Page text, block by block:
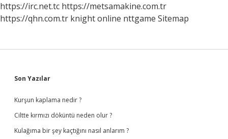
https://irc.net.tc https://metsamakine.com.tr
https://qhn.com.tr knight online nttgame Sitemap
Sidebar
Son Yazılar
Kurşun kaplama nedir ?
Ciltte kırmızı döküntü neden olur ?
Kulağıma bir şey kaçtığını nasıl anlarım ?